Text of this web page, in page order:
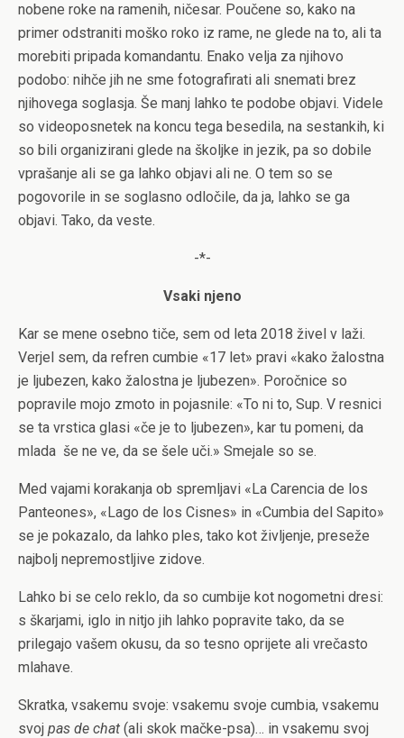
nobene roke na ramenih, ničesar. Poučene so, kako na
primer odstraniti moško roko iz rame, ne glede na to, ali ta
morebiti pripada komandantu. Enako velja za njihovo
podobo: nihče jih ne sme fotografirati ali snemati brez
njihovega soglasja. Še manj lahko te podobe objavi. Videle
so videoposnetek na koncu tega besedila, na sestankih, ki
so bili organizirani glede na školjke in jezik, pa so dobile
vprašanje ali se ga lahko objavi ali ne. O tem so se
pogovorile in se soglasno odločile, da ja, lahko se ga
objavi. Tako, da veste.
-*-
Vsaki njeno
Kar se mene osebno tiče, sem od leta 2018 živel v laži.
Verjel sem, da refren cumbie «17 let» pravi «kako žalostna
je ljubezen, kako žalostna je ljubezen». Poročnice so
popravile mojo zmoto in pojasnile: «To ni to, Sup. V resnici
se ta vrstica glasi «če je to ljubezen», kar tu pomeni, da
mlada še ne ve, da se šele uči.» Smejale so se.
Med vajami korakanja ob spremljavi «La Carencia de los
Panteones», «Lago de los Cisnes» in «Cumbia del Sapito»
se je pokazalo, da lahko ples, tako kot življenje, preseže
najbolj nepremostljive zidove.
Lahko bi se celo reklo, da so cumbije kot nogometni dresi:
s škarjami, iglo in nitjo jih lahko popravite tako, da se
prilegajo vašem okusu, da so tesno oprijete ali vrečasto
mlahave.
Skratka, vsakemu svoje: vsakemu svoje cumbia, vsakemu
svoj pas de chat (ali skok mačke-psa)… in vsakemu svoj